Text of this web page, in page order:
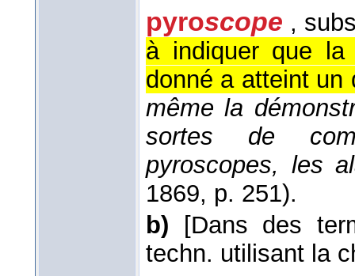
pyroscope ,
à indiquer que la
donné a atteint un
même la
sortes de
pyroscopes, les
1869, p. 251).
b)
[Dans des
techn. utilisant la